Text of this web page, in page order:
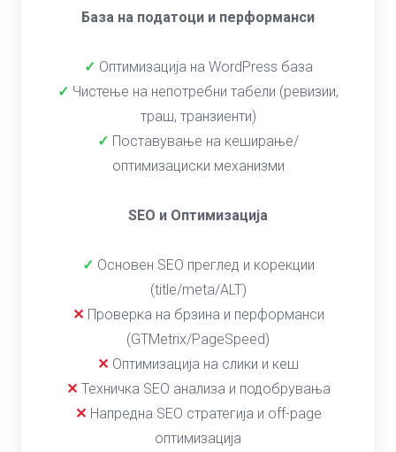
База на податоци и перформанси
✓ Оптимизација на WordPress база
✓ Чистење на непотребни табели (ревизии,
траш, транзиенти)
✓ Поставување на кеширање/
оптимизациски механизми
SEO и Оптимизација
✓ Основен SEO преглед и корекции
(title/meta/ALT)
✕ Проверка на брзина и перформанси
(GTMetrix/PageSpeed)
✕ Оптимизација на слики и кеш
✕ Техничка SEO анализа и подобрувања
✕ Напредна SEO стратегија и off-page
оптимизација